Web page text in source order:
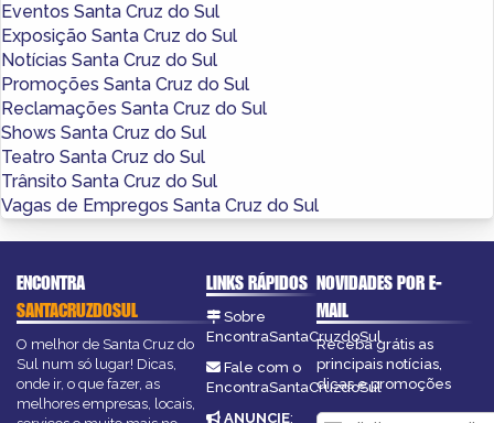
Eventos Santa Cruz do Sul
Exposição Santa Cruz do Sul
Notícias Santa Cruz do Sul
Promoções Santa Cruz do Sul
Reclamações Santa Cruz do Sul
Shows Santa Cruz do Sul
Teatro Santa Cruz do Sul
Trânsito Santa Cruz do Sul
Vagas de Empregos Santa Cruz do Sul
ENCONTRA
SANTACRUZDOSUL
O melhor de Santa Cruz do
Sul num só lugar! Dicas,
onde ir, o que fazer, as
melhores empresas, locais,
LINKS RÁPIDOS
Sobre
EncontraSantaCruzdoSul
Fale com o
EncontraSantaCruzdoSul
ANUNCIE:
NOVIDADES POR E-
MAIL
Receba grátis as
principais notícias,
dicas e promoções